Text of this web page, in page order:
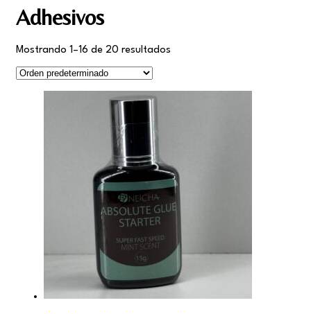
Adhesivos
Mostrando 1–16 de 20 resultados